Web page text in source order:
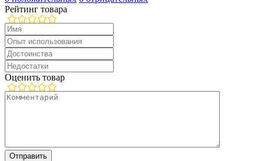
Рейтинг товара
Оценить товар